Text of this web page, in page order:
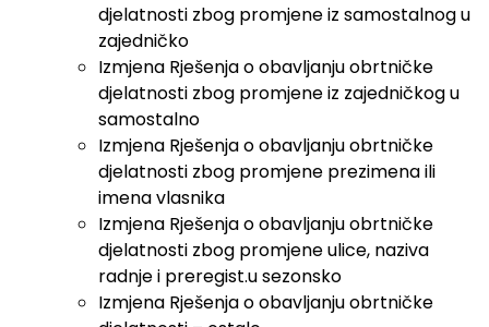
djelatnosti zbog promjene iz samostalnog u
zajedničko
Izmjena Rješenja o obavljanju obrtničke
djelatnosti zbog promjene iz zajedničkog u
samostalno
Izmjena Rješenja o obavljanju obrtničke
djelatnosti zbog promjene prezimena ili
imena vlasnika
Izmjena Rješenja o obavljanju obrtničke
djelatnosti zbog promjene ulice, naziva
radnje i preregist.u sezonsko
Izmjena Rješenja o obavljanju obrtničke